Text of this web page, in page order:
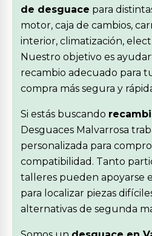
de desguace para
motor, caja de cambios,
interior, climatización,
Nuestro objetivo es
recambio adecuado para
compra más segura y
Si estás buscando
Desguaces Malvarrosa
personalizada para
compatibilidad. Tanto
talleres pueden apoyarse
para localizar piezas
alternativas de segunda